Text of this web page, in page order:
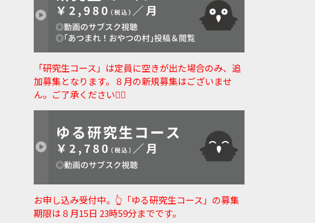
「研究生コース」は定員に空きが出た場合のみ、追
加募集となります。８月の新規募集はございませ
ん。ご了承ください🙇‍♀️
お申し込み受付中。👆️「ゆる研究生コース」の募集
期限は８月15日 23時59分までです。